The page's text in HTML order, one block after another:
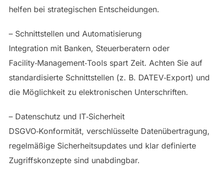
helfen bei strategischen Entscheidungen.
– Schnittstellen und Automatisierung
Integration mit Banken, Steuerberatern oder
Facility‑Management‑Tools spart Zeit. Achten Sie auf
standardisierte Schnittstellen (z. B. DATEV‑Export) und
die Möglichkeit zu elektronischen Unterschriften.
– Datenschutz und IT‑Sicherheit
DSGVO‑Konformität, verschlüsselte Datenübertragung,
regelmäßige Sicherheitsupdates und klar definierte
Zugriffskonzepte sind unabdingbar.